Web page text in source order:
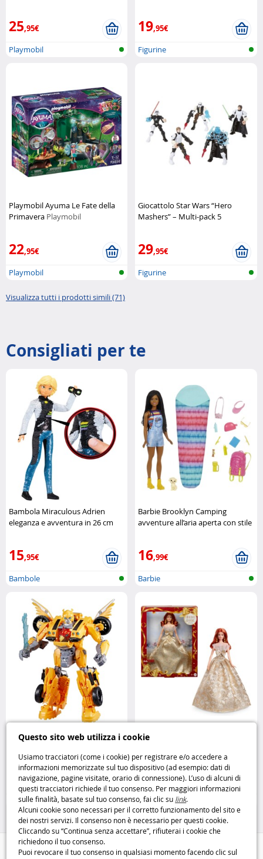
Questo sito web utilizza i cookie
Usiamo tracciatori (come i cookie) per registrare e/o accedere a
informazioni memorizzate sul tuo dispositivo (ad esempio: dati di
navigazione, pagine visitate, orario di connessione). L’uso di alcuni di
questi tracciatori richiede il tuo consenso. Per maggiori informazioni
sulle finalità, basate sul tuo consenso, fai clic su link.
Alcuni cookie sono necessari per il corretto funzionamento del sito e
dei nostri servizi. Il consenso non è necessario per questi cookie.
Cliccando su “Continua senza accettare”, rifiuterai i cookie che
richiedono il tuo consenso.
Puoi revocare il tuo consenso in qualsiasi momento facendo clic sul
25,95€
Playmobil
19,95€
Figurine
Playmobil Ayuma Le Fate della
Primavera Playmobil
22,95€
Playmobil
Giocattolo Star Wars “Hero
Mashers” – Multi-pack 5
29,95€
Figurine
Visualizza tutti i prodotti simili (71)
Consigliati per te
Bambola Miraculous Adrien
eleganza e avventura in 26 cm
15,95€
Bambole
Barbie Brooklyn Camping
avventure all’aria aperta con stile
16,99€
Barbie
Transformers Bumblebee Rise of
the Beasts l’eroe Autobot ritorna
in azioneHasbro
27,95€
Figurine
Barbie Signature Holiday 2025
39,95€
Barbie
Aiuto / Contatti